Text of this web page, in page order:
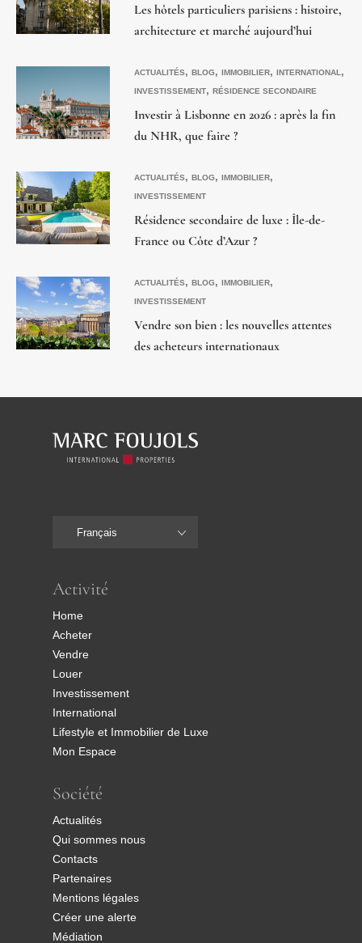
Les hôtels particuliers parisiens : histoire,
architecture et marché aujourd’hui
ACTUALITÉS, BLOG, IMMOBILIER, INTERNATIONAL ,
INVESTISSEMENT, RÉSIDENCE SECONDAIRE
Investir à Lisbonne en 2026 : après la fin
du NHR, que faire ?
ACTUALITÉS, BLOG, IMMOBILIER,
INVESTISSEMENT
Résidence secondaire de luxe : Île-de-
France ou Côte d’Azur ?
ACTUALITÉS, BLOG, IMMOBILIER,
INVESTISSEMENT
Vendre son bien : les nouvelles attentes
des acheteurs internationaux
Français
Activité
Home
Acheter
Vendre
Louer
Investissement
International
Lifestyle et Immobilier de Luxe
Mon Espace
Société
Actualités
Qui sommes nous
Contacts
Partenaires
Mentions légales
Créer une alerte
Médiation